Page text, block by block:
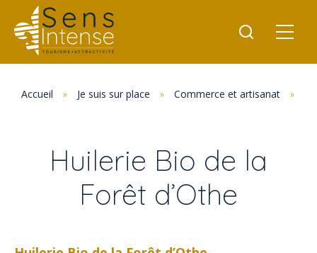
Accueil » Je suis sur place » Commerce et artisanat »
Huilerie Bio de la
Forêt d’Othe